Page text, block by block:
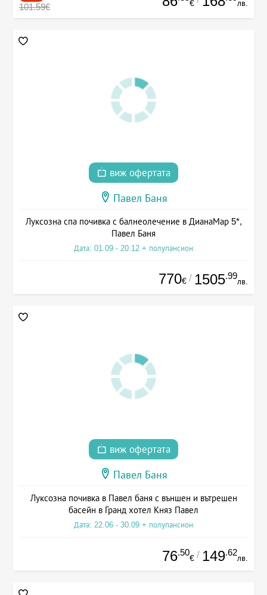
101.59€ € лв.
виж офертата
Павел Баня
Луксозна спа почивка с балнеолечение в ДианаМар 5*,
Павел Баня
Дата: 01.09 - 20.12 + полупансион
770€ / 1505.99
лв.
виж офертата
Павел Баня
Луксозна почивка в Павел баня с външен и вътрешен
басейн в Гранд хотел Княз Павел
Дата: 22.06 - 30.09 + полупансион
76.50
€ / 149.62
лв.